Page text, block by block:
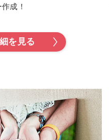
成！
を見る